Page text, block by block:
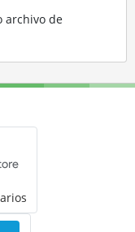
archivo de